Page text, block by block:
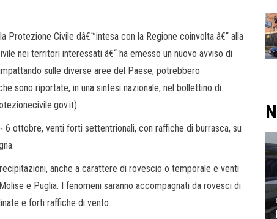
Protezione Civile dâ€™intesa con la Regione coinvolta â€“ alla
nei territori interessati â€“ ha emesso un nuovo avviso di
sulle diverse aree del Paese, potrebbero
sono riportate, in una sintesi nazionale, nel bollettino di
6 ottobre, venti forti settentrionali, con raffiche di burrasca, su
anche a carattere di rovescio o temporale e venti
e Puglia. I fenomeni saranno accompagnati da rovesci di
e forti raffiche di vento.